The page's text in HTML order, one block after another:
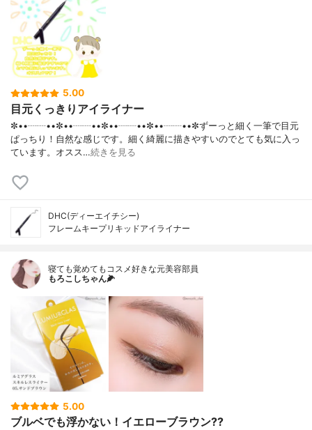
5.00
目元くっきりアイライナー
✼••┈┈••✼••┈┈••✼••┈┈••✼••┈┈••✼ずーっと細く一筆で目元
ぱっちり！自然な感じです。細く綺麗に描きやすいのでとても気に入っ
ています。オスス…続きを見る
DHC(ディーエイチシー)
フレームキープリキッドアイライナー
寝ても覚めてもコスメ好きな元美容部員
もろこしちゃん🌽
5.00
ブルベでも浮かない！イエローブラウン??